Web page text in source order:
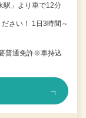
駅」より車で12分
さい！ 1日3時間～
通免許※車持込